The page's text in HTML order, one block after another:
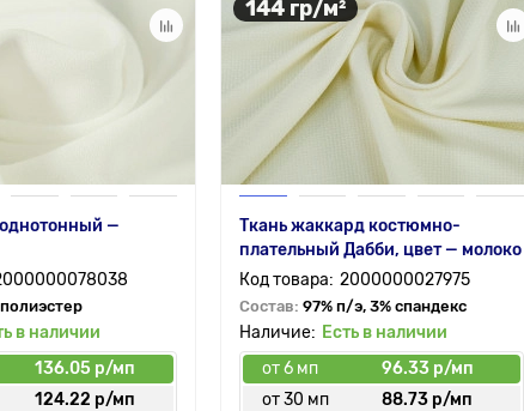
—
в наличии
136.05 р/мп
124.22 р/мп
144 гр/м²
Ткань жаккард костюмно-
плательный Дабби, цвет — молоко
2000000027975
Состав: 97% п/э, 3% спандекс
Есть в наличии
от 6 мп
96.33 р/мп
от 30 мп
88.73 р/мп